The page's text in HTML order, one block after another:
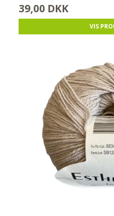
39,00 DKK
VIS